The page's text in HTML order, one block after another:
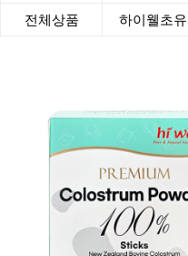
전체상품 하이웰초유